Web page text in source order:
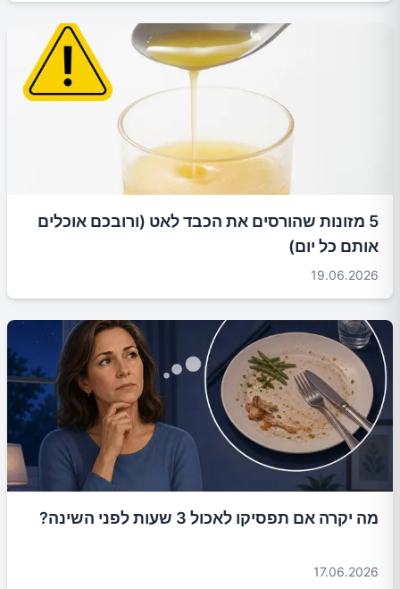
5 מזונות שהורסים את הכבד לאט (ורובכם אוכלים
אותם כל יום)
19.06.2026
מה יקרה אם תפסיקו לאכול 3 שעות לפני השינה?
17.06.2026